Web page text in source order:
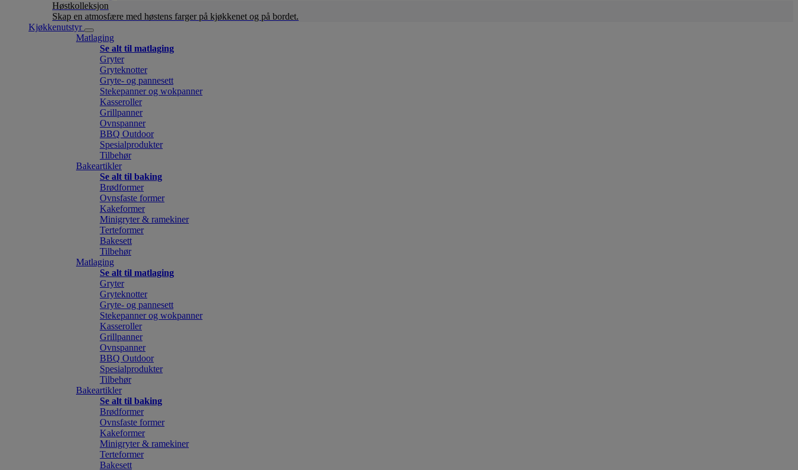
Høstkolleksjon
Skap en atmosfære med høstens farger på kjøkkenet og på bordet.
Kjøkkenutstyr
Matlaging
Se alt til matlaging
Gryter
Gryteknotter
Gryte- og pannesett
Stekepanner og wokpanner
Kasseroller
Grillpanner
Ovnspanner
BBQ Outdoor
Spesialprodukter
Tilbehør
Bakeartikler
Se alt til baking
Brødformer
Ovnsfaste former
Kakeformer
Minigryter & ramekiner
Terteformer
Bakesett
Tilbehør
Matlaging
Se alt til matlaging
Gryter
Gryteknotter
Gryte- og pannesett
Stekepanner og wokpanner
Kasseroller
Grillpanner
Ovnspanner
BBQ Outdoor
Spesialprodukter
Tilbehør
Bakeartikler
Se alt til baking
Brødformer
Ovnsfaste former
Kakeformer
Minigryter & ramekiner
Terteformer
Bakesett